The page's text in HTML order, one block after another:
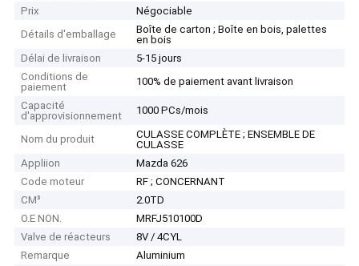
Prix
Négociable
Détails d'emballage
Boîte de carton ; Boîte en bois, palettes
en bois
Délai de livraison
5-15 jours
Conditions de
paiement
100% de paiement avant livraison
Capacité
d'approvisionnement
1000 PCs/mois
Nom du produit
CULASSE COMPLÈTE ; ENSEMBLE DE
CULASSE
Appliion
Mazda 626
Code moteur
RF ; CONCERNANT
CM³
2.0TD
O.E NON.
MRFJ510100D
Valve de réacteurs
8V / 4CYL
Remarque
Aluminium